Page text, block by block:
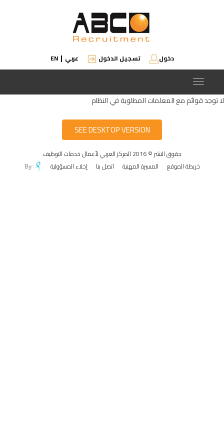
دخول تسجيل الدخول عربي |
EN
Toggle
navigation
لا توجد قوائم مع المعلمات المطلوبة في النظام
SEE DESKTOP VERSION
حقوق النشر © 2016 المركز العربي لأعمال خدمات التوظيف
خريطة الموقع
المسيرة المهنية اتصل بنا إخلاء المسؤولية